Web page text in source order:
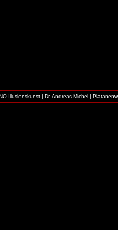
Illusionskunst | Dr. Andreas Michel |